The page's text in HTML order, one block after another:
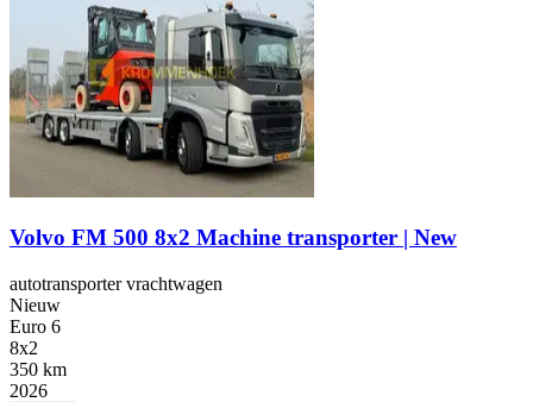
Volvo FM 500 8x2 Machine transporter | New
autotransporter vrachtwagen
Nieuw
Euro 6
8x2
350 km
2026